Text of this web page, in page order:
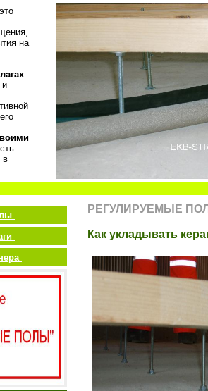
на
—
и
в
РЕГУЛИРУЕМЫЕ
Как укладывать